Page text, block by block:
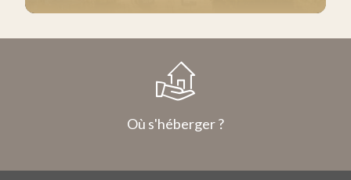
Où s'héberger ?